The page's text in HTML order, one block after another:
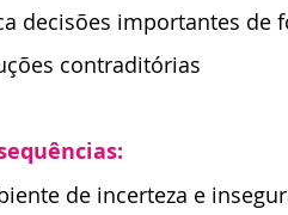
decisões importantes de
contraditórias
de incerteza e